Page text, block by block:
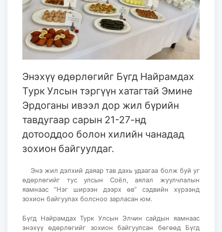
Энэхүү өдөрлөгийг Бүгд Найрамдах
Турк Улсын тэргүүн хатагтай Эмине
Эрдоганы ивээл дор жил бүрийн
тавдугаар сарын 21-27-нд
дотооддоо болон хилийн чанадад
зохион байгуулдаг.
Энэ жил дэлхий даяар тав дахь удаагаа болж буй уг
өдөрлөгийг тус улсын Соёл, аялал жуулчлалын
яамнаас “Нэг ширээн дээрх өв” сэдвийн хүрээнд
зохион байгуулах болсноо зарласан юм.
Бүгд Найрамдах Турк Улсын Элчин сайдын яамнаас
энэхүү өдөрлөгийг зохион байгуулсан бөгөөд Бүгд